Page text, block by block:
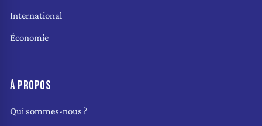
International
Économie
À PROPOS
Qui sommes-nous ?